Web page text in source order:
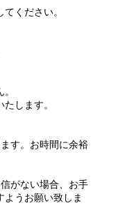
ください。
します。
す。お時間に余裕
がない場合、お手
うお願い致しま